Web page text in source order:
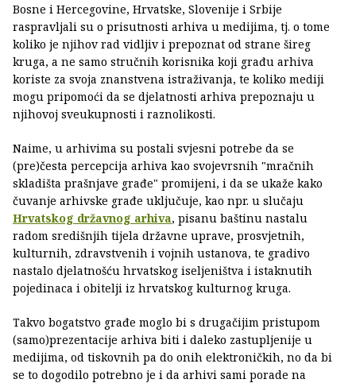
Bosne i Hercegovine, Hrvatske, Slovenije i Srbije
raspravljali su o prisutnosti arhiva u medijima, tj. o tome
koliko je njihov rad vidljiv i prepoznat od strane šireg
kruga, a ne samo stručnih korisnika koji građu arhiva
koriste za svoja znanstvena istraživanja, te koliko mediji
mogu pripomoći da se djelatnosti arhiva prepoznaju u
njihovoj sveukupnosti i raznolikosti.
Naime, u arhivima su postali svjesni potrebe da se
(pre)česta percepcija arhiva kao svojevrsnih "mračnih
skladišta prašnjave građe" promijeni, i da se ukaže kako
čuvanje arhivske građe uključuje, kao npr. u slučaju
Hrvatskog državnog arhiva, pisanu baštinu nastalu
radom središnjih tijela državne uprave, prosvjetnih,
kulturnih, zdravstvenih i vojnih ustanova, te gradivo
nastalo djelatnošću hrvatskog iseljeništva i istaknutih
pojedinaca i obitelji iz hrvatskog kulturnog kruga.
Takvo bogatstvo građe moglo bi s drugačijim pristupom
(samo)prezentacije arhiva biti i daleko zastupljenije u
medijima, od tiskovnih pa do onih elektroničkih, no da bi
se to dogodilo potrebno je i da arhivi sami porade na